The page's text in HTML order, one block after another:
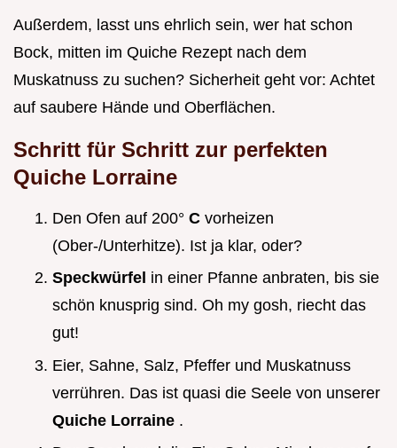
Außerdem, lasst uns ehrlich sein, wer hat schon
Bock, mitten im Quiche Rezept nach dem
Muskatnuss zu suchen? Sicherheit geht vor: Achtet
auf saubere Hände und Oberflächen.
Schritt für Schritt zur perfekten
Quiche Lorraine
Den Ofen auf 200° C vorheizen
(Ober-/Unterhitze). Ist ja klar, oder?
Speckwürfel in einer Pfanne anbraten, bis sie
schön knusprig sind. Oh my gosh, riecht das
gut!
Eier, Sahne, Salz, Pfeffer und Muskatnuss
verrühren. Das ist quasi die Seele von unserer
Quiche Lorraine .